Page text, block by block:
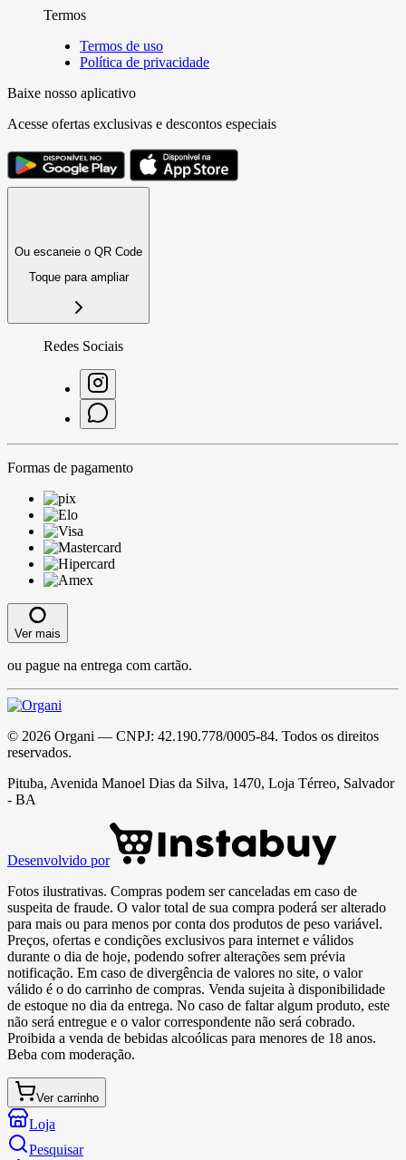
Termos
Termos de uso
Política de privacidade
Baixe nosso aplicativo
Acesse ofertas exclusivas e descontos especiais
Ou escaneie o QR Code
Toque para ampliar
Redes Sociais
Formas de pagamento
Ver mais
ou pague na entrega com cartão.
© 2026 Organi — CNPJ: 42.190.778/0005-84. Todos os direitos
reservados.
Pituba, Avenida Manoel Dias da Silva, 1470, Loja Térreo, Salvador
- BA
Desenvolvido por
Fotos ilustrativas. Compras podem ser canceladas em caso de
suspeita de fraude. O valor total de sua compra poderá ser alterado
para mais ou para menos por conta dos produtos de peso variável.
Preços, ofertas e condições exclusivos para internet e válidos
durante o dia de hoje, podendo sofrer alterações sem prévia
notificação. Em caso de divergência de valores no site, o valor
válido é o do carrinho de compras. Venda sujeita à disponibilidade
de estoque no dia da entrega. No caso de faltar algum produto, este
não será entregue e o valor correspondente não será cobrado.
Proibida a venda de bebidas alcoólicas para menores de 18 anos.
Beba com moderação.
Ver carrinho
Loja
Pesquisar